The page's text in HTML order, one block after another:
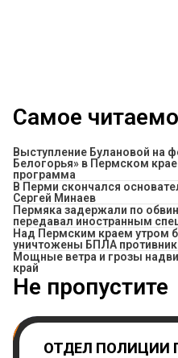
Самое
Выступление Булановой на
Белогорья» в Пермском
программа
В Перми скончался
Сергей Минаев
Пермяка задержали по
передавал иностранным
Над Пермским краем утром
уничтожены БПЛА
Мощные ветра и грозы
край
Не пропустите
ОТДЕЛ ПОЛИЦИИ